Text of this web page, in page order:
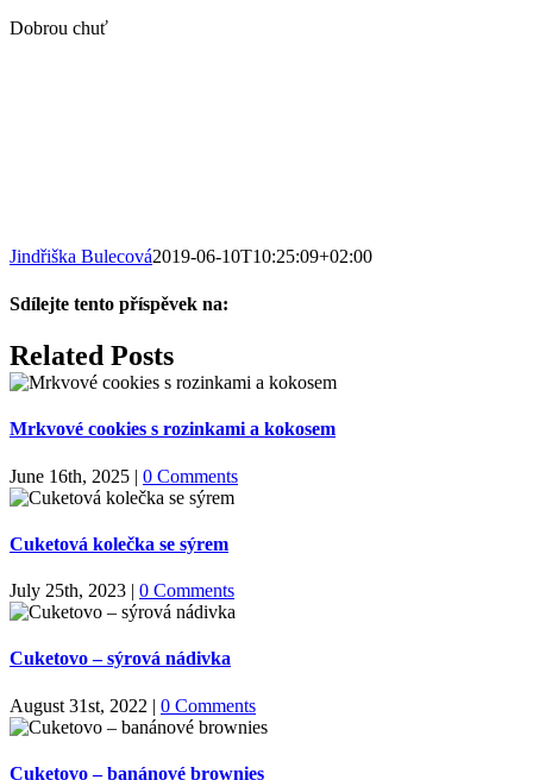
Dobrou chuť
Jindřiška Bulecová2019-06-10T10:25:09+02:00
Sdílejte tento příspěvek na:
Facebook
X
LinkedIn
WhatsApp
Pinterest
Email
Related Posts
Mrkvové cookies s rozinkami a kokosem
June 16th, 2025 | 0 Comments
Cuketová kolečka se sýrem
July 25th, 2023 | 0 Comments
Cuketovo – sýrová nádivka
August 31st, 2022 | 0 Comments
Cuketovo – banánové brownies